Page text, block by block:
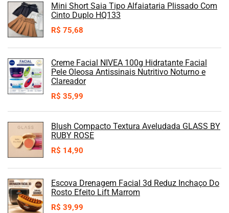
Mini Short Saia Tipo Alfaiataria Plissado Com
Cinto Duplo HQ133
R$ 75,68
Creme Facial NIVEA 100g Hidratante Facial
Pele Oleosa Antissinais Nutritivo Noturno e
Clareador
R$ 35,99
Blush Compacto Textura Aveludada GLASS BY
RUBY ROSE
R$ 14,90
Escova Drenagem Facial 3d Reduz Inchaço Do
Rosto Efeito Lift Marrom
R$ 39,99